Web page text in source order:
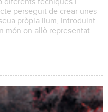
perseguit de crear unes
pròpia llum, introduint
món on allò representat